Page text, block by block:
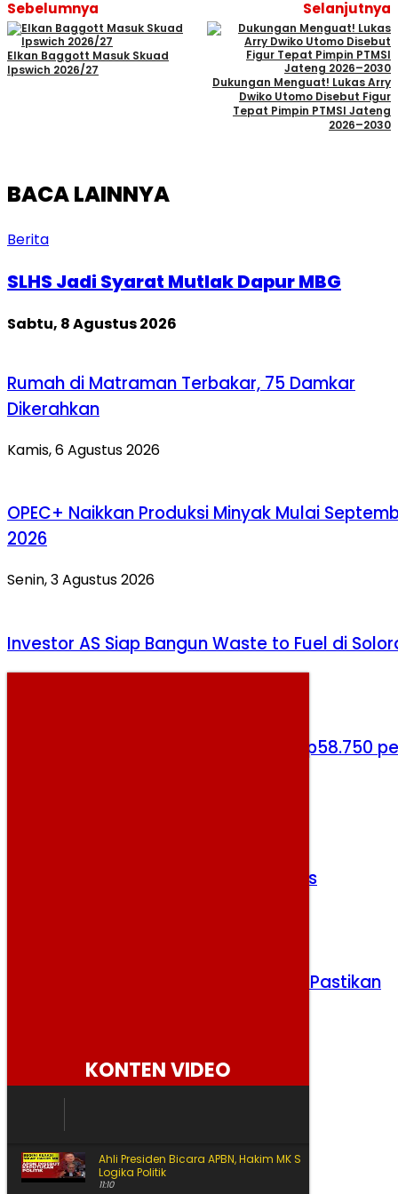
Sebelumnya
Elkan Baggott Masuk Skuad
Ipswich 2026/27
Selanjutnya
Dukungan Menguat! Lukas Arry
Dwiko Utomo Disebut Figur
Tepat Pimpin PTMSI Jateng
2026–2030
BACA LAINNYA
Berita
SLHS Jadi Syarat Mutlak Dapur MBG
Sabtu, 8 Agustus 2026
Rumah di Matraman Terbakar, 75 Damkar
Dikerahkan
Kamis, 6 Agustus 2026
OPEC+ Naikkan Produksi Minyak Mulai
2026
Senin, 3 Agustus 2026
Investor AS Siap Bangun Waste to Fuel di
Harga Cabai Rawit Merah Tembus Rp58.750
MBG Dipercepat, Papua Jadi Prioritas
Listrik Cirendeu Kembali Normal, PLN Pastikan
KONTEN VIDEO
Ahli Presiden Bicara APBN, Hakim MK Soroti Batas
Logika Politik
11:10